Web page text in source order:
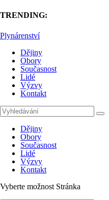
TRENDING:
Plynárenství
Dějiny
Obory
Současnost
Lidé
Výzvy
Kontakt
Dějiny
Obory
Současnost
Lidé
Výzvy
Kontakt
Vyberte možnost Stránka